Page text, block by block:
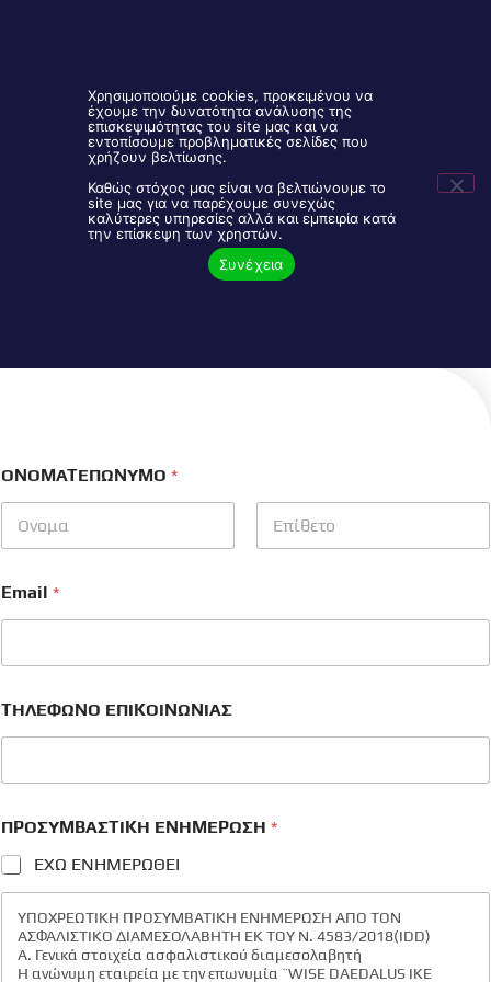
Είσοδος Συνεργατών 2106843888
Πρόγραμμα Υγείας Για Παιδιά:
Εκδήλωση Ενδιαφέροντος
ΟΝΟΜΑΤΕΠΩΝΥΜΟ *
Email *
ΤΗΛΕΦΩΝΟ ΕΠΙΚΟΙΝΩΝΙΑΣ
ΠΡΟΣΥΜΒΑΣΤΙΚΗ ΕΝΗΜΕΡΩΣΗ *
ΕΧΩ ΕΝΗΜΕΡΩΘΕΙ
ΥΠΟΧΡΕΩΤΙΚΗ ΠΡΟΣΥΜΒΑΤΙΚΗ ΕΝΗΜΕΡΩΣΗ ΑΠΟ ΤΟΝ
ΑΣΦΑΛΙΣΤΙΚΟ ΔΙΑΜΕΣΟΛΑΒΗΤΗ ΕΚ ΤΟΥ Ν. 4583/2018(IDD)
Α. Γενικά στοιχεία ασφαλιστικού διαμεσολαβητή
Η ανώνυμη εταιρεία με την επωνυμία ¨WISE DAEDALUS IKE
Χρησιμοποιούμε cookies, προκειμένου να
έχουμε την δυνατότητα ανάλυσης της
επισκεψιμότητας του site μας και να
εντοπίσουμε προβληματικές σελίδες που
χρήζουν βελτίωσης.
Καθώς στόχος μας είναι να βελτιώνουμε το
site μας για να παρέχουμε συνεχώς
καλύτερες υπηρεσίες αλλά και εμπειρία κατά
την επίσκεψη των χρηστών.
Συνέχεια